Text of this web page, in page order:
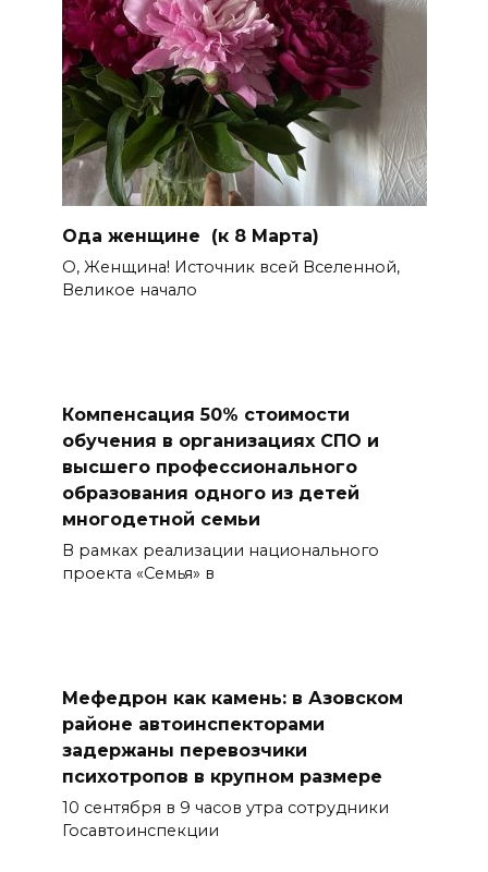
Ода женщине (к 8 Марта)
О, Женщина! Источник всей Вселенной,
Великое начало
Компенсация 50% стоимости
обучения в организациях СПО и
высшего профессионального
образования одного из детей
многодетной семьи
В рамках реализации национального
проекта «Семья» в
Мефедрон как камень: в Азовском
районе автоинспекторами
задержаны перевозчики
психотропов в крупном размере
10 сентября в 9 часов утра сотрудники
Госавтоинспекции